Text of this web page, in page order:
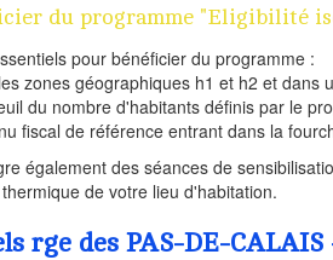
du programme "Eligibilité
pour bénéficier du programme :
zones géographiques h1 et h2 et dans
du nombre d'habitants définis par le
fiscal de référence entrant dans la
également des séances de
de votre lieu d'habitation.
rge des PAS-DE-